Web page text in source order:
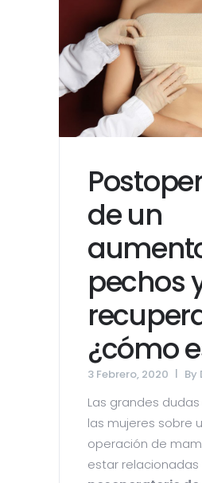
de un
pechos
¿cómo
3 Febrero, 2020 By
Las grandes
las mujeres sobre
operación de
estar relacionadas